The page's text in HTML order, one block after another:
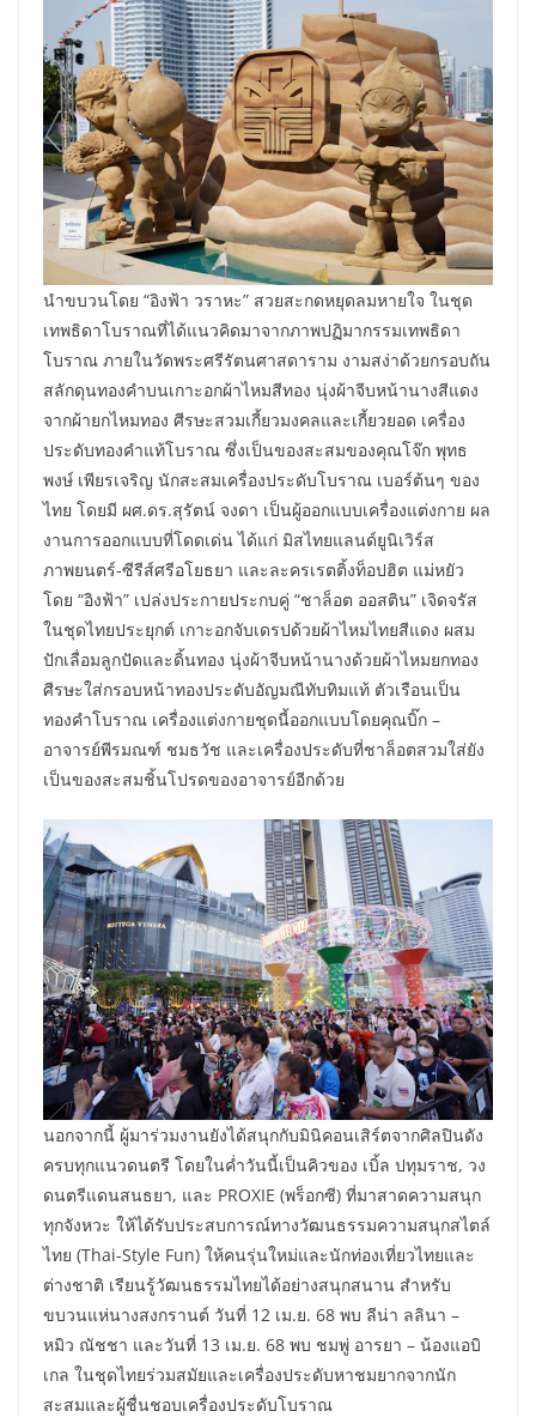
นำขบวนโดย “อิงฟ้า วราหะ” สวยสะกดหยุดลมหายใจ ในชุด
เทพธิดาโบราณที่ได้แนวคิดมาจากภาพปฏิมากรรมเทพธิดา
โบราณ ภายในวัดพระศรีรัตนศาสดาราม งามสง่าด้วยกรอบถัน
สลักดุนทองคำบนเกาะอกผ้าไหมสีทอง นุ่งผ้าจีบหน้านางสีแดง
จากผ้ายกไหมทอง ศีรษะสวมเกี้ยวมงคลและเกี้ยวยอด เครื่อง
ประดับทองคำแท้โบราณ ซึ่งเป็นของสะสมของคุณโจ๊ก พุทธ
พงษ์ เพียรเจริญ นักสะสมเครื่องประดับโบราณ เบอร์ต้นๆ ของ
ไทย โดยมี ผศ.ดร.สุรัตน์ จงดา เป็นผู้ออกแบบเครื่องแต่งกาย ผล
งานการออกแบบที่โดดเด่น ได้แก่ มิสไทยแลนด์ยูนิเวิร์ส
ภาพยนตร์-ซีรีส์ศรีอโยธยา และละครเรตติ้งท็อปฮิต แม่หยัว
โดย “อิงฟ้า” เปล่งประกายประกบคู่ “ชาล็อต ออสติน” เจิดจรัส
ในชุดไทยประยุกต์ เกาะอกจับเดรปด้วยผ้าไหมไทยสีแดง ผสม
ปักเลื่อมลูกปัดและดิ้นทอง นุ่งผ้าจีบหน้านางด้วยผ้าไหมยกทอง
ศีรษะใส่กรอบหน้าทองประดับอัญมณีทับทิมแท้ ตัวเรือนเป็น
ทองคำโบราณ เครื่องแต่งกายชุดนี้ออกแบบโดยคุณบิ๊ก –
อาจารย์พีรมณฑ์ ชมธวัช และเครื่องประดับที่ชาล็อตสวมใส่ยัง
เป็นของสะสมชิ้นโปรดของอาจารย์อีกด้วย
นอกจากนี้ ผู้มาร่วมงานยังได้สนุกกับมินิคอนเสิร์ตจากศิลปินดัง
ครบทุกแนวดนตรี โดยในค่ำวันนี้เป็นคิวของ เบิ้ล ปทุมราช, วง
ดนตรีแดนสนธยา, และ PROXIE (พร็อกซี) ที่มาสาดความสนุก
ทุกจังหวะ ให้ได้รับประสบการณ์ทางวัฒนธรรมความสนุกสไตล์
ไทย (Thai-Style Fun) ให้คนรุ่นใหม่และนักท่องเที่ยวไทยและ
ต่างชาติ เรียนรู้วัฒนธรรมไทยได้อย่างสนุกสนาน สำหรับ
ขบวนแห่นางสงกรานต์ วันที่ 12 เม.ย. 68 พบ ลีน่า ลลินา –
หมิว ณัชชา และวันที่ 13 เม.ย. 68 พบ ชมพู่ อารยา – น้องแอบิ
เกล ในชุดไทยร่วมสมัยและเครื่องประดับหาชมยากจากนัก
สะสมและผู้ชื่นชอบเครื่องประดับโบราณ